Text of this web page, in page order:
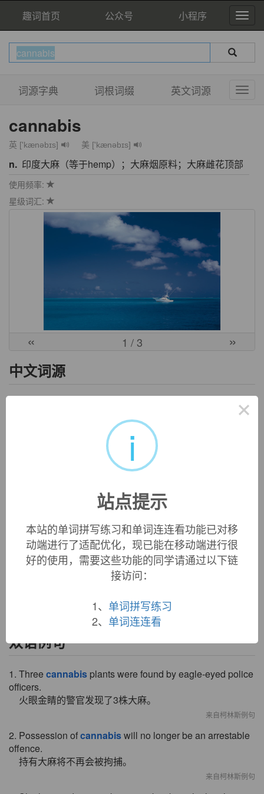
趣词首页 公众号 小程序
词源字典 词根词缀 英文词源
cannabis
英 ['kænəbɪs] 美 ['kænəbɪs]
n. 印度大麻（等于hemp）；大麻烟原料；大麻雌花顶部
使用频率:
星级词汇:
« 1 / 3 »
中文词源
词源同canvas, 帆布，大麻纤维制品。
1798, "common hemp," fromCannabis, Modern Latin plant
Scythian or Thracian word. Also source of Armeniankanap'
Albaniankanep, Russiankonoplja, Persiankanab,
Lithuaniankanapes"hemp," and Englishcanvasand
. In reference to use of the plant parts as an
双语例句
1. Three cannabis plants were found by eagle-eyed police
officers.
火眼金睛的警官发现了3株大麻。
来自柯林斯例句
2. Possession ofcannabiswill no longer be an arrestable
offence.
持有大麻将不再会被拘捕。
来自柯林斯例句
×
i
站点提示
本站的单词拼写练习和单词连连看功能已对移
动端进行了适配优化，现已能在移动端进行很
好的使用，需要这些功能的同学请通过以下链
接访问：
1、 单词拼写练习
2、 单词连连看